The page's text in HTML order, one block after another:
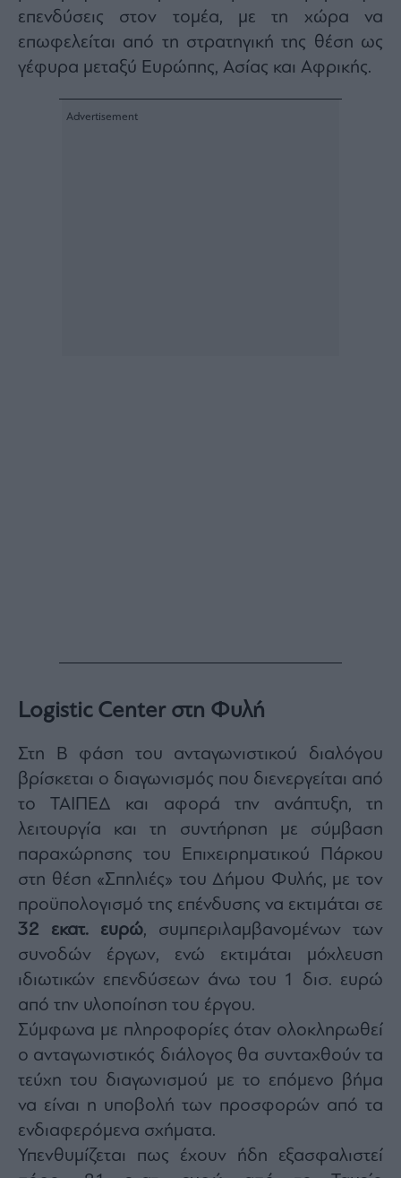
Sell
The
Value
Investor
Crypto
Χρηματιστηριακές
your
you
agree
our
and
Notice.
You
opt
at
any
time.
This
is
by
and
the
Google
Privacy
and
of
Service
επενδύσεις στον τομέα, με τη χώρα να
επωφελείται από τη στρατηγική της θέση ως
γέφυρα μεταξύ Ευρώπης, Ασίας και Αφρικής.
Logistic Center στη Φυλή
Στη Β φάση του ανταγωνιστικού διαλόγου
βρίσκεται ο διαγωνισμός που διενεργείται από
το ΤΑΙΠΕΔ και αφορά την ανάπτυξη, τη
λειτουργία και τη συντήρηση με σύμβαση
παραχώρησης του Επιχειρηματικού Πάρκου
στη θέση «Σπηλιές» του Δήμου Φυλής, με τον
προϋπολογισμό της επένδυσης να εκτιμάται σε
32 εκατ. ευρώ, συμπεριλαμβανομένων των
συνοδών έργων, ενώ εκτιμάται μόχλευση
ιδιωτικών επενδύσεων άνω του 1 δισ. ευρώ
από την υλοποίηση του έργου.
Σύμφωνα με πληροφορίες όταν ολοκληρωθεί
ο ανταγωνιστικός διάλογος θα συνταχθούν τα
τεύχη του διαγωνισμού με το επόμενο βήμα
να είναι η υποβολή των προσφορών από τα
ενδιαφερόμενα σχήματα.
Υπενθυμίζεται πως έχουν ήδη εξασφαλιστεί